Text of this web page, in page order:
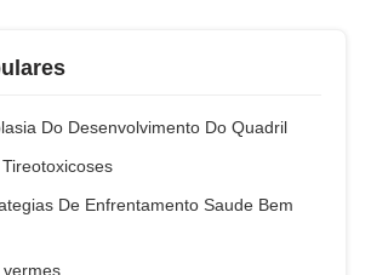
Do Desenvolvimento Do Quadril
De Enfrentamento Saude Bem